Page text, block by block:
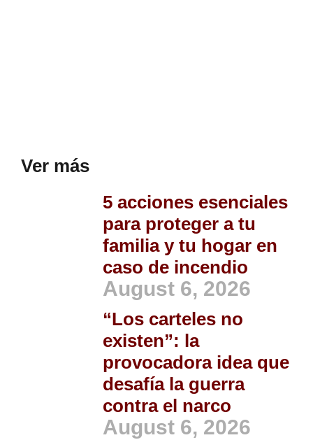
Ver más
5 acciones esenciales
para proteger a tu
familia y tu hogar en
caso de incendio
August 6, 2026
“Los carteles no
existen”: la
provocadora idea que
desafía la guerra
contra el narco
August 6, 2026